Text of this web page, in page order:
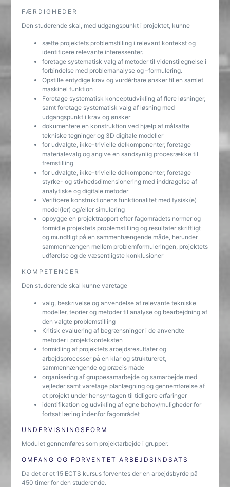
FÆRDIGHEDER
Den studerende skal, med udgangspunkt i projektet, kunne
sætte projektets problemstilling i relevant kontekst og
identificere relevante interessenter.
foretage systematisk valg af metoder til videnstilegnelse i
forbindelse med problemanalyse og –formulering.
Opstille entydige krav og vurdérbare ønsker til en samlet
maskinel funktion
Foretage systematisk konceptudvikling af flere løsninger,
samt foretage systematisk valg af løsning med
udgangspunkt i krav og ønsker
dokumentere en konstruktion ved hjælp af målsatte
tekniske tegninger og 3D digitale modeller
for udvalgte, ikke-trivielle delkomponenter, foretage
materialevalg og angive en sandsynlig procesrække til
fremstilling
for udvalgte, ikke-trivielle delkomponenter, foretage
styrke- og stivhedsdimensionering med inddragelse af
analytiske og digitale metoder
Verificere konstruktionens funktionalitet med fysisk(e)
model(ler) og/eller simulering
opbygge en projektrapport efter fagområdets normer og
formidle projektets problemstilling og resultater skriftligt
og mundtligt på en sammenhængende måde, herunder
sammenhængen mellem problemformuleringen, projektets
udførelse og de væsentligste konklusioner
KOMPETENCER
Den studerende skal kunne varetage
valg, beskrivelse og anvendelse af relevante tekniske
modeller, teorier og metoder til analyse og bearbejdning af
den valgte problemstilling
Kritisk evaluering af begrænsninger i de anvendte
metoder i projektkonteksten
formidling af projektets arbejdsresultater og
arbejdsprocesser på en klar og struktureret,
sammenhængende og præcis måde
organisering af gruppesamarbejde og samarbejde med
vejleder samt varetage planlægning og gennemførelse af
et projekt under hensyntagen til tidligere erfaringer
identifikation og udvikling af egne behov/muligheder for
fortsat læring indenfor fagområdet
UNDERVISNINGSFORM
Modulet gennemføres som projektarbejde i grupper.
OMFANG OG FORVENTET ARBEJDSINDSATS
Da det er et 15 ECTS kursus forventes der en arbejdsbyrde på
450 timer for den studerende.